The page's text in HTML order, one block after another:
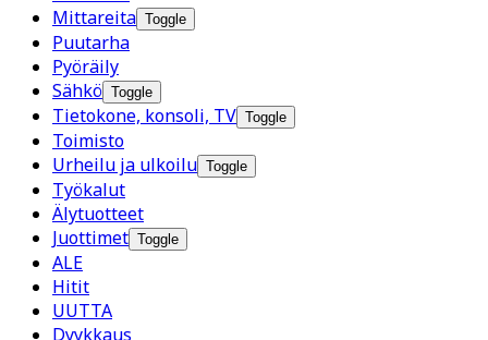
Mittareita Toggle
Puutarha
Pyöräily
Sähkö Toggle
Tietokone, konsoli, TV Toggle
Toimisto
Urheilu ja ulkoilu Toggle
Työkalut
Älytuotteet
Juottimet Toggle
ALE
Hitit
UUTTA
Dyykkaus